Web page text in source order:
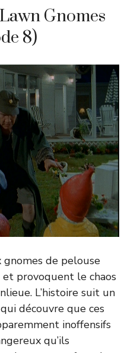
Gnomes
8)
gnomes de pelouse
provoquent le chaos
L’histoire suit un
découvre que ces
inoffensifs
qu’ils